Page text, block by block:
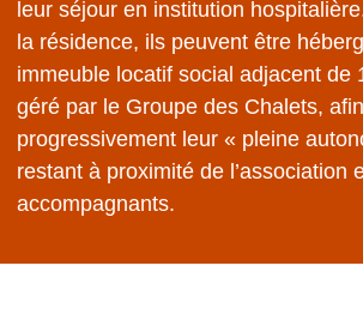
leur séjour en institution
la résidence, ils peuvent être
immeuble locatif social adjacent de
géré par le Groupe des Chalets,
progressivement leur « pleine
restant à proximité de l’association
accompagnants.